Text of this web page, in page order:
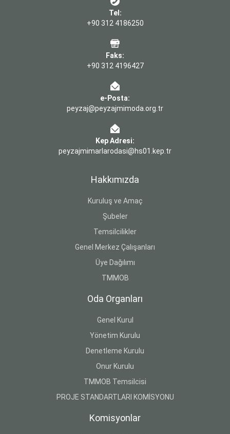
Tel:
+90 312 4186250
Faks:
+90 312 4196427
e-Posta:
peyzaj@peyzajmimoda.org.tr
Kep Adresi:
peyzajmimarlarodasi@hs01.kep.tr
Hakkımızda
Kuruluş ve Amaç
Şubeler
Temsilcilikler
Genel Merkez Çalışanları
Üye Dağılımı
TMMOB
Oda Organları
Genel Kurul
Yönetim Kurulu
Denetleme Kurulu
Onur Kurulu
TMMOB Temsilcisi
PROJE STANDARTLARI KOMİSYONU
Komisyonlar